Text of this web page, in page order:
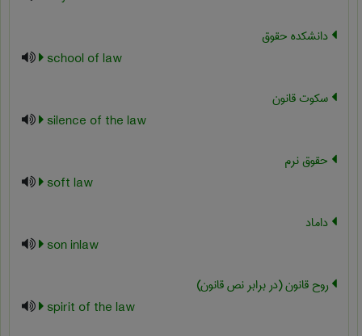
دانشکده حقوق
school of law
سکوت قانون
silence of the law
حقوق نرم
soft law
داماد
son inlaw
روح قانون (در برابر نص قانون)
spirit of the law